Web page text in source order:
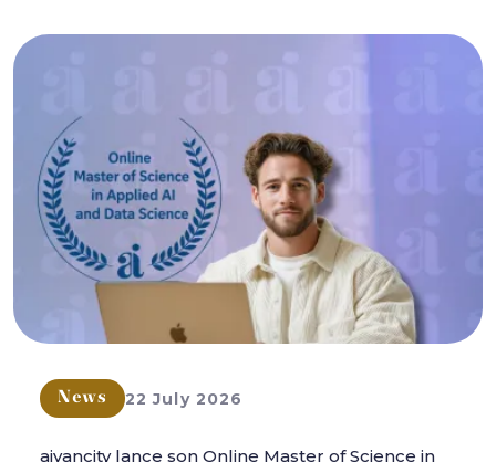
News 22 July 2026
aivancity lance son Online Master of Science in